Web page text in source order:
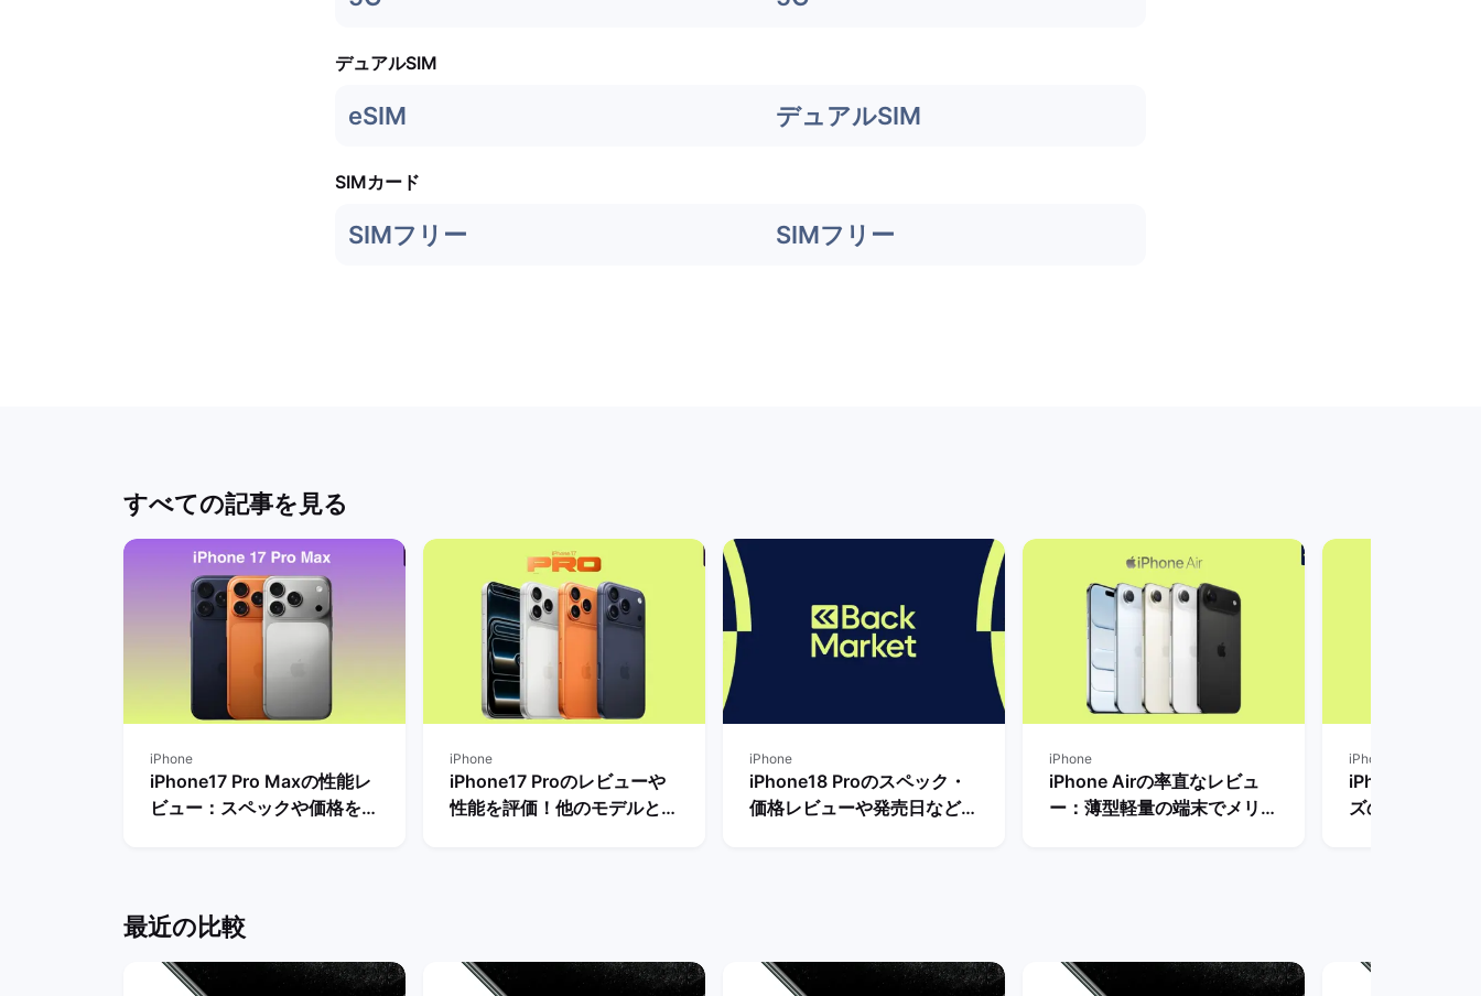
デュアルSIM
eSIM デュアルSIM
SIMカード
SIMフリー SIMフリー
すべての記事を見る
iPhone
iPhone17 Pro Maxの性能レ
ビュー：スペックや価格を
iPhone
iPhone17 Proのレビューや
性能を評価！他のモデルと比
iPhone
iPhone18 Proのスペック・
価格レビューや発売日など最
iPhone
iPhone Airの率直なレビュ
ー：薄型軽量の端末でメリッ
iPhone
iPhone18と
ズの違いを比較
最近の比較